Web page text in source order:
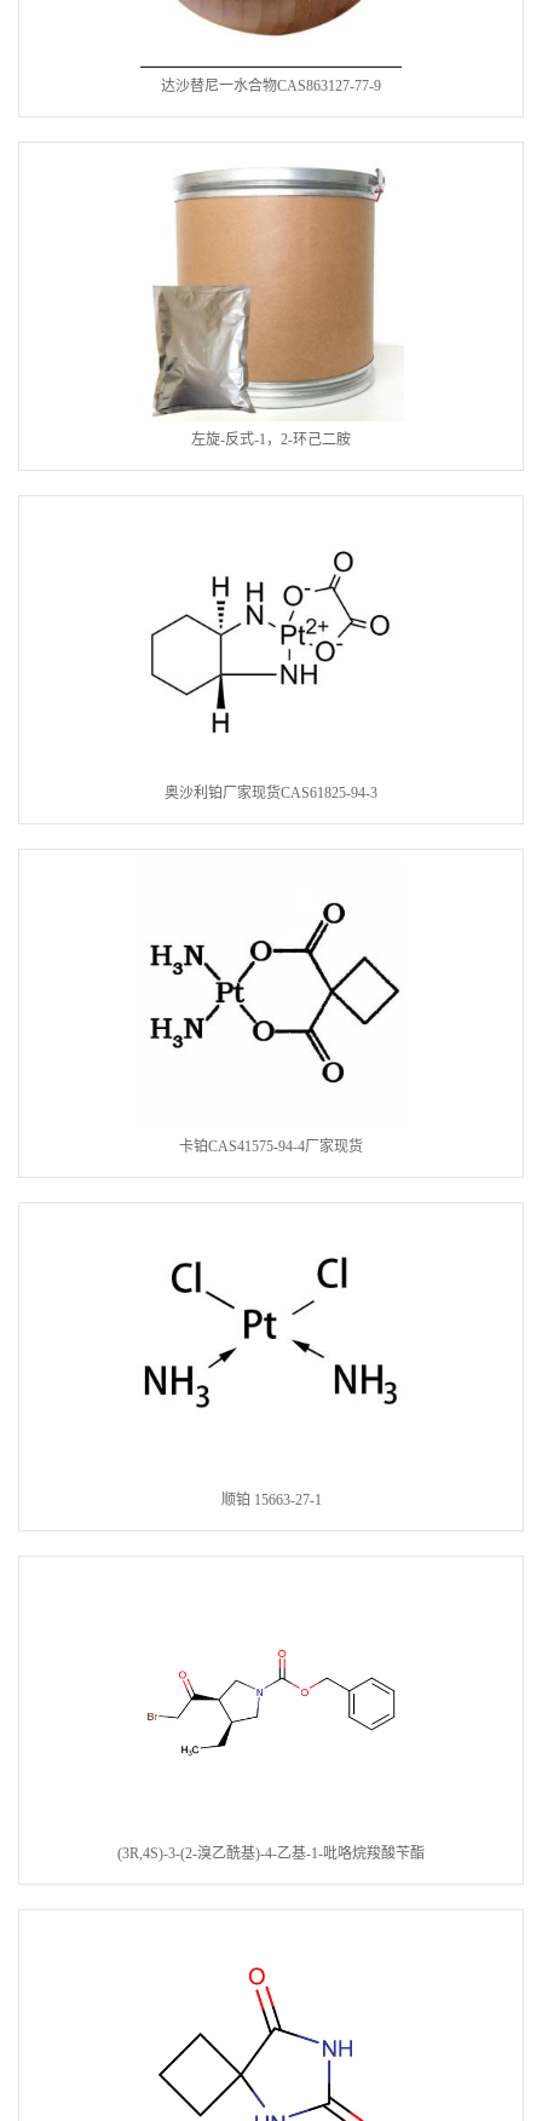
达沙替尼一水合物CAS863127-77-9
左旋-反式-1，2-环己二胺
奥沙利铂厂家现货CAS61825-94-3
卡铂CAS41575-94-4厂家现货
顺铂 15663-27-1
(3R,4S)-3-(2-溴乙酰基)-4-乙基-1-吡咯烷羧酸苄酯